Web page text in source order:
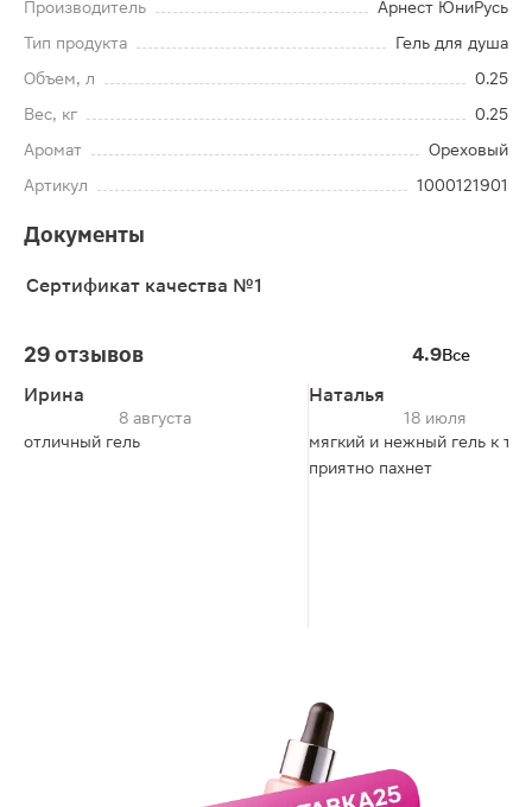
Производитель
Арнест ЮниРусь
Тип продукта
Гель для душа
Объем, л
0.25
Вес, кг
0.25
Аромат
Ореховый
Артикул
1000121901
Документы
Сертификат качества №1
29 отзывов 4.9Все
Ирина
8 августа
отличный гель
Наталья
18 июля
мягкий и нежный гель к
приятно пахнет